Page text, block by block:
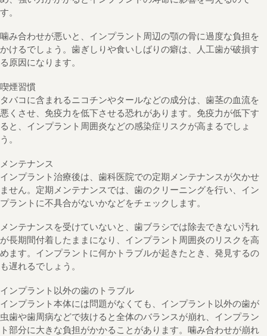
す。
噛み合わせが悪いと、インプラント周辺の顎の骨に過度な負担を
かけるでしょう。歯ぎしりや食いしばりの癖は、人工歯が破損す
る原因になります。
喫煙習慣
タバコに含まれるニコチンやタールなどの成分は、歯茎の血流を
悪くさせ、免疫力を低下させる恐れがあります。免疫力が低下す
ると、インプラント周囲炎などの感染症リスクが高まるでしょ
う。
メンテナンス
インプラント治療後は、歯科医院での定期メンテナンスが欠かせ
ません。定期メンテナンスでは、歯のクリーニングを行い、イン
プラントに不具合がないかなどをチェックします。
メンテナンスを受けていないと、歯ブラシでは除去できない汚れ
が長期間付着したままになり、インプラント周囲炎のリスクを高
めます。インプラントに何かトラブルが起きたとき、発見するの
も遅れるでしょう。
インプラント以外の歯のトラブル
インプラント本体には問題がなくても、インプラント以外の歯が
虫歯や歯周病などで抜けると全体のバランスが崩れ、インプラン
ト部分に大きな負担がかかることがあります。噛み合わせが崩れ